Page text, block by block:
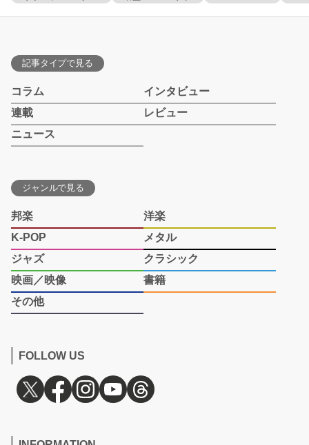
記事タイプで見る
コラム
インタビュー
連載
レビュー
ニュース
ジャンルで見る
邦楽
洋楽
K-POP
メタル
ジャズ
クラシック
映画／映像
書籍
その他
FOLLOW US